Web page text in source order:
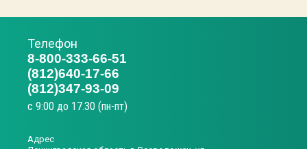
Телефон
8-800-333-66-51
(812)640-17-66
(812)347-93-09
с 9:00 до 17.30 (пн-пт)
Адрес